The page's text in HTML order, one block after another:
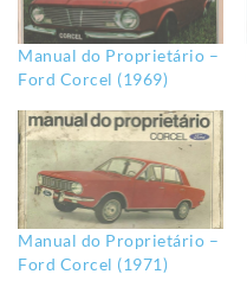
Manual do Proprietário –
Ford Corcel (1969)
Manual do Proprietário –
Ford Corcel (1971)